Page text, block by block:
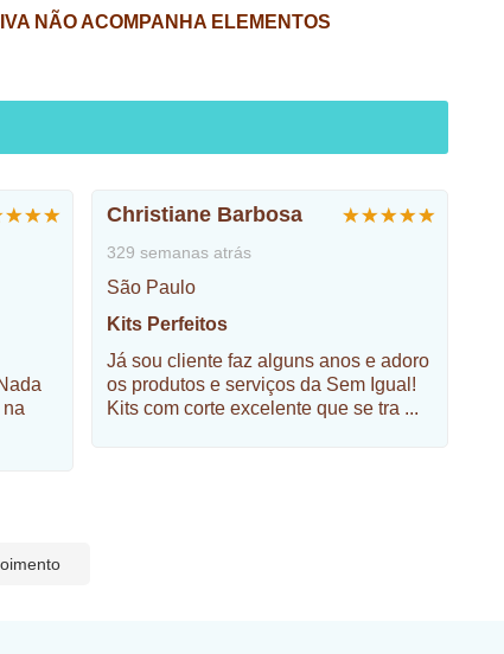
NÃO ACOMPANHA ELEMENTOS
na
Christiane Barbosa
329 semanas atrás
São Paulo
Kits Perfeitos
Já sou cliente faz alguns anos e adoro
os produtos e serviços da Sem Igual!
Kits com corte excelente que se tra ...